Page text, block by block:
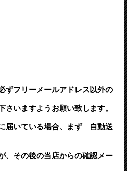
ずフリーメールアドレス以外の
さいますようお願い致します。
届いている場合、まず 自動送
、その後の当店からの確認メー